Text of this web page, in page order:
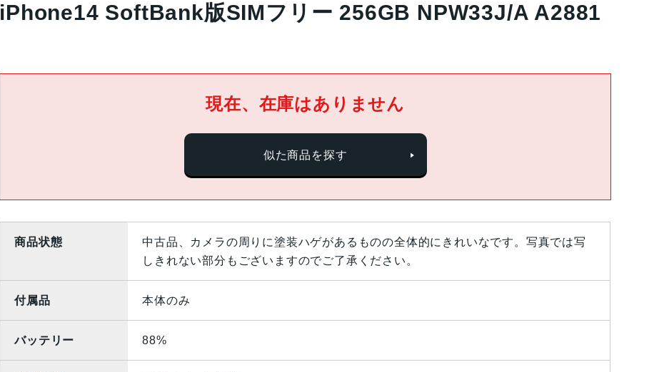
iPhone14 SoftBank版SIMフリー 256GB NPW33J/A A2881
現在、在庫はありません
似た商品を探す
商品状態
中古品、カメラの周りに塗装ハゲがあるものの全体的にきれいなです。写真では写
しきれない部分もございますのでご了承ください。
付属品 本体のみ
バッテリー 88%